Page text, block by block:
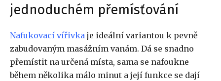
jednoduchém přemísťování
Nafukovací vířivka je ideální variantou k pevně
zabudovaným masážním vanám. Dá se snadno
přemístit na určená místa, sama se nafoukne
během několika málo minut a její funkce se dají